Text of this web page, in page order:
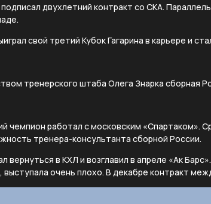
двухлетний контракт со СКА.
свой третий Кубок Гагарина в карьере и
тренерского штаба Олега Знарка сборная
чемпион работал с московским «Спартаком».
тренера-консультанта сборной России.
вернуться в КХЛ и возглавил в апреле «Ак
очень плохо. В декабре контракт